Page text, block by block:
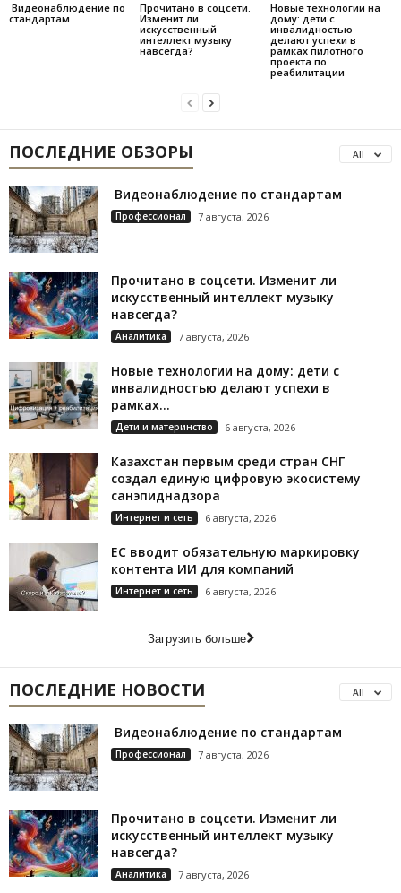
Видеонаблюдение по
стандартам
Прочитано в соцсети.
Изменит ли
искусственный
интеллект музыку
навсегда?
Новые технологии на
дому: дети с
инвалидностью
делают успехи в
рамках пилотного
проекта по
реабилитации
ПОСЛЕДНИЕ ОБЗОРЫ All
Видеонаблюдение по стандартам
Профессионал 7 августа, 2026
Прочитано в соцсети. Изменит ли
искусственный интеллект музыку
навсегда?
Аналитика 7 августа, 2026
Новые технологии на дому: дети с
инвалидностью делают успехи в
рамках...
Дети и материнство 6 августа, 2026
Казахстан первым среди стран СНГ
создал единую цифровую экосистему
санэпиднадзора
Интернет и сеть 6 августа, 2026
ЕС вводит обязательную маркировку
контента ИИ для компаний
Интернет и сеть 6 августа, 2026
Загрузить больше
ПОСЛЕДНИЕ НОВОСТИ All
Видеонаблюдение по стандартам
Профессионал 7 августа, 2026
Прочитано в соцсети. Изменит ли
искусственный интеллект музыку
навсегда?
Аналитика 7 августа, 2026